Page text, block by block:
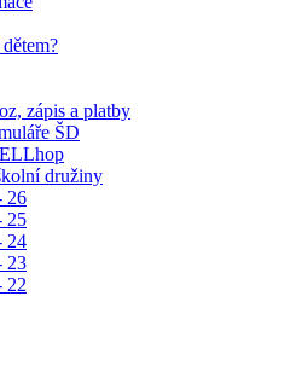
zápis a platby
ŠD
družiny
26
25
24
23
22